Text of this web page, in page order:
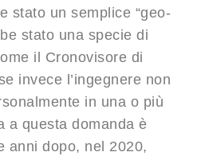
stato un semplice “geo-
stato una specie di
il Cronovisore di
invece l’ingegnere non
in una o più
a questa domanda è
anni dopo, nel 2020,